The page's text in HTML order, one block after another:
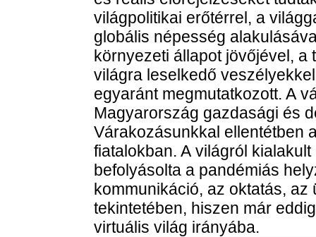
világpolitikai erőtérrel, a
globális népesség
környezeti állapot jövőjével, a
világra leselkedő
egyaránt megmutatkozott. A
Magyarország gazdasági és
Várakozásunkkal ellentétben
fiatalokban. A világról
befolyásolta a pandémiás
kommunikáció, az oktatás,
tekintetében, hiszen már
virtuális világ irányába.